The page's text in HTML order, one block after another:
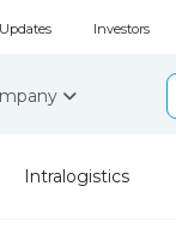
Investors
Intralogistics